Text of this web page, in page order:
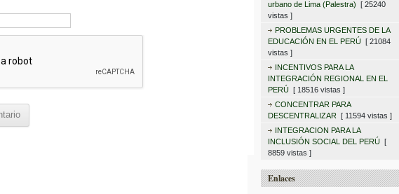
urbano de Lima (Palestra) [ 25240
vistas ]
PROBLEMAS URGENTES DE LA
EDUCACIÓN EN EL PERÚ [ 21084
vistas ]
INCENTIVOS PARA LA
INTEGRACIÓN REGIONAL EN EL
PERÚ [ 18516 vistas ]
CONCENTRAR PARA
DESCENTRALIZAR [ 11594 vistas ]
INTEGRACION PARA LA
INCLUSIÓN SOCIAL DEL PERÚ [
8859 vistas ]
Enlaces